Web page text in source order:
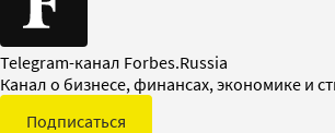
Telegram-канал Forbes.Russia
Канал о бизнесе, финансах, экономике и
Подписаться